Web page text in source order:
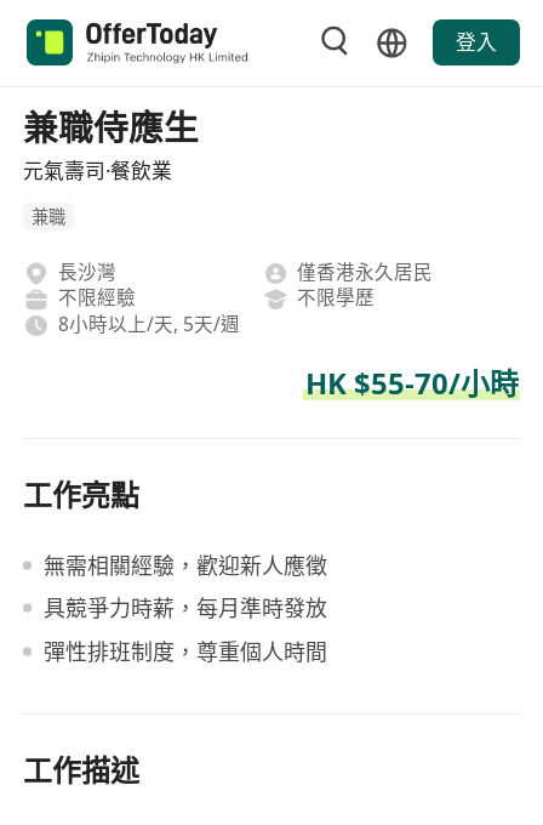
登入
兼職侍應生
元氣壽司·餐飲業
兼職
長沙灣
僅香港永久居民
不限經驗
不限學歷
8小時以上/天, 5天/週
HK $55-70/小時
工作亮點
無需相關經驗，歡迎新人應徵
具競爭力時薪，每月準時發放
彈性排班制度，尊重個人時間
工作描述